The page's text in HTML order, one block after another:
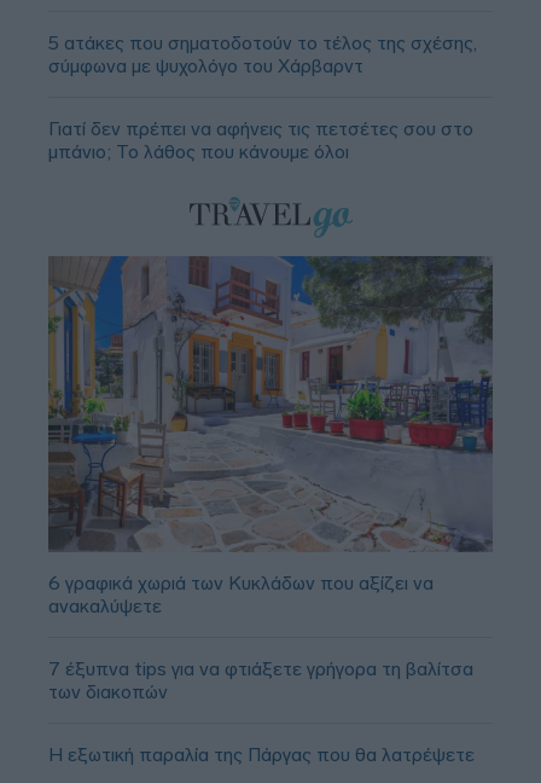
5 ατάκες που σηματοδοτούν το τέλος της σχέσης,
σύμφωνα με ψυχολόγο του Χάρβαρντ
Γιατί δεν πρέπει να αφήνεις τις πετσέτες σου στο
μπάνιο; Το λάθος που κάνουμε όλοι
6 γραφικά χωριά των Κυκλάδων που αξίζει να
ανακαλύψετε
7 έξυπνα tips για να φτιάξετε γρήγορα τη βαλίτσα
των διακοπών
Η εξωτική παραλία της Πάργας που θα λατρέψετε